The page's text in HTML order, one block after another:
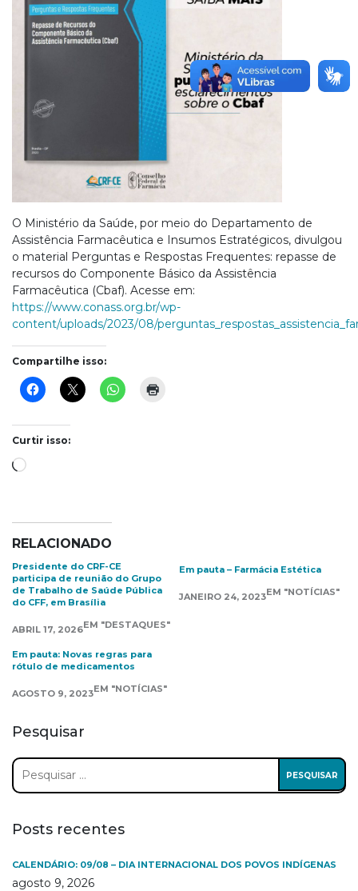
O Ministério da Saúde, por meio do Departamento de
Assistência Farmacêutica e Insumos Estratégicos, divulgou
o material Perguntas e Respostas Frequentes: repasse de
recursos do Componente Básico da Assistência
Farmacêutica (Cbaf). Acesse em:
https://www.conass.org.br/wp-
content/uploads/2023/08/
Compartilhe isso:
Curtir isso:
Carregando...
RELACIONADO
Presidente do CRF-CE
participa de reunião do Grupo
de Trabalho de Saúde Pública
do CFF, em Brasília
ABRIL 17, 2026EM "DESTAQUES"
Em pauta – Farmácia Estética
JANEIRO 24, 2023EM "NOTÍCIAS"
Em pauta: Novas regras para
rótulo de medicamentos
AGOSTO 9, 2023EM "NOTÍCIAS"
Pesquisar
Pesquisar
por:
Posts recentes
CALENDÁRIO: 09/08 – DIA INTERNACIONAL DOS POVOS INDÍGENAS
agosto 9, 2026